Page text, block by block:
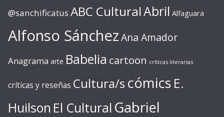
@sanchificatus ABC CulturalAbril Alfaguara
Alfonso SánchezAna Amador
Anagrama arte Babelia cartoon críticas literarias
críticas y reseñas Cultura/s cómics E.
Huilson El Cultural Gabriel